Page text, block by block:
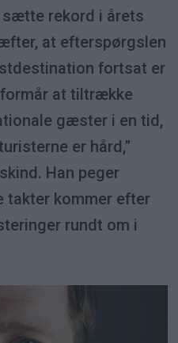
sætte rekord i årets
at efterspørgslen
fortsat er
at tiltrække
gæster i en tid,
er hård,”
Han peger
takter kommer efter
rundt om i